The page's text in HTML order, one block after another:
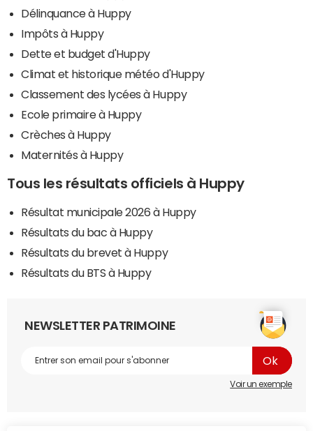
Délinquance à Huppy
Impôts à Huppy
Dette et budget d'Huppy
Climat et historique météo d'Huppy
Classement des lycées à Huppy
Ecole primaire à Huppy
Crèches à Huppy
Maternités à Huppy
Tous les résultats officiels à Huppy
Résultat municipale 2026 à Huppy
Résultats du bac à Huppy
Résultats du brevet à Huppy
Résultats du BTS à Huppy
NEWSLETTER PATRIMOINE
Voir un exemple